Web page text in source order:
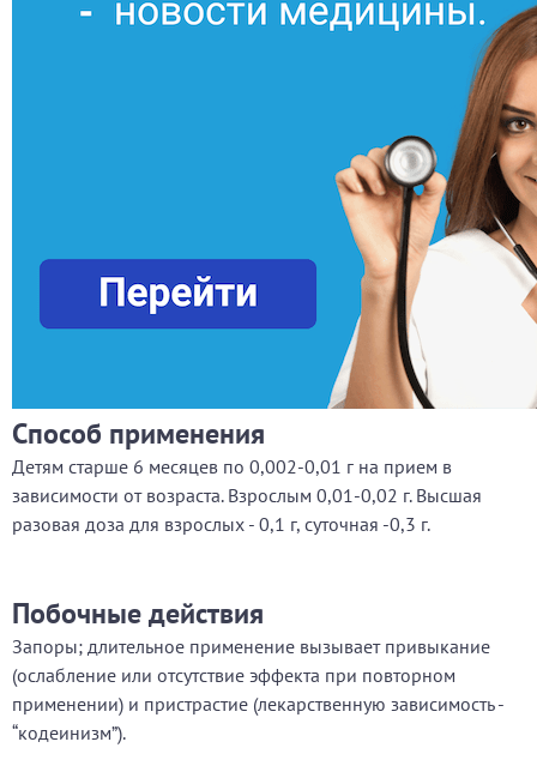
Способ применения
Детям старше 6 месяцев по 0,002-0,01 г на прием в
зависимости от возраста. Взрослым 0,01-0,02 г. Высшая
разовая доза для взрослых - 0,1 г, суточная -0,3 г.
Побочные действия
Запоры; длительное применение вызывает привыкание
(ослабление или отсутствие эффекта при повторном
применении) и пристрастие (лекарственную зависимость -
“кодеинизм”).